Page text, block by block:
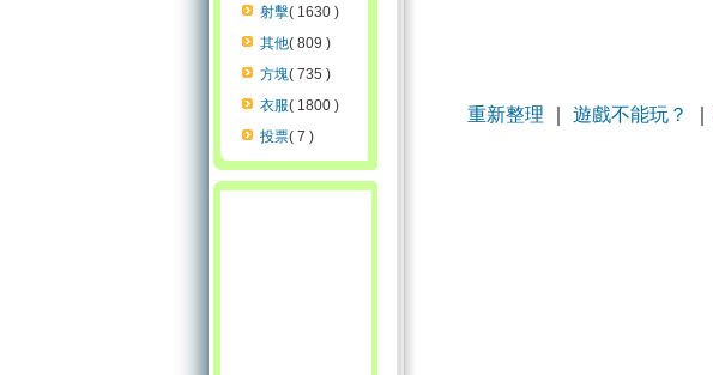
射擊( 1630 )
其他( 809 )
方塊( 735 )
衣服( 1800 )
投票( 7 )
重新整理 遊戲不能玩？